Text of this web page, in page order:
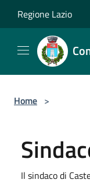
Regione Lazio
Home >
Il sindaco di